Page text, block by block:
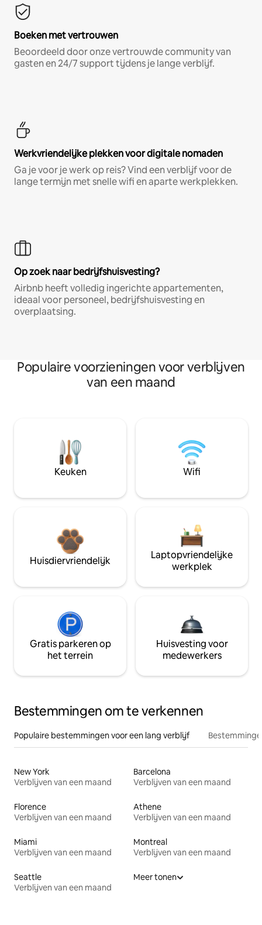
Boeken met vertrouwen
Beoordeeld door onze vertrouwde community van
gasten en 24/7 support tijdens je lange verblijf.
Werkvriendelijke plekken voor digitale nomaden
Ga je voor je werk op reis? Vind een verblijf voor de
lange termijn met snelle wifi en aparte werkplekken.
Op zoek naar bedrijfshuisvesting?
Airbnb heeft volledig ingerichte appartementen,
ideaal voor personeel, bedrijfshuisvesting en
overplaatsing.
Populaire voorzieningen voor verblijven
van een maand
Keuken Wifi
Huisdiervriendelijk
Laptopvriendelijke
werkplek
Gratis parkeren op
het terrein
Huisvesting voor
medewerkers
Bestemmingen om te verkennen
Populaire bestemmingen voor een lang verblijf
New York
Verblijven van een maand
Barcelona
Verblijven van een maand
Florence
Verblijven van een maand
Athene
Verblijven van een maand
Miami
Verblijven van een maand
Montreal
Verblijven van een maand
Seattle
Verblijven van een maand
Meer tonen